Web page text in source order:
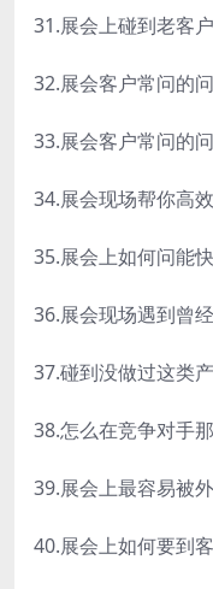
31.展会上碰到老客
32.展会客户常问的
33.展会客户常问的
34.展会现场帮你高
35.展会上如何问能
36.展会现场遇到曾
37.碰到没做过这类
38.怎么在竞争对手
39.展会上最容易被
40.展会上如何要到